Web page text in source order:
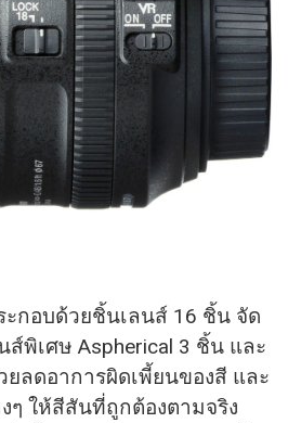
ะกอบด้วยชิ้นเลนส์ 16 ชิ้น จัด
พิเศษ Aspherical 3 ชิ้น และ
ลดอาการผิดเพี้ยนของสี และ
ๆ ให้สีสันที่ถูกต้องตามจริง